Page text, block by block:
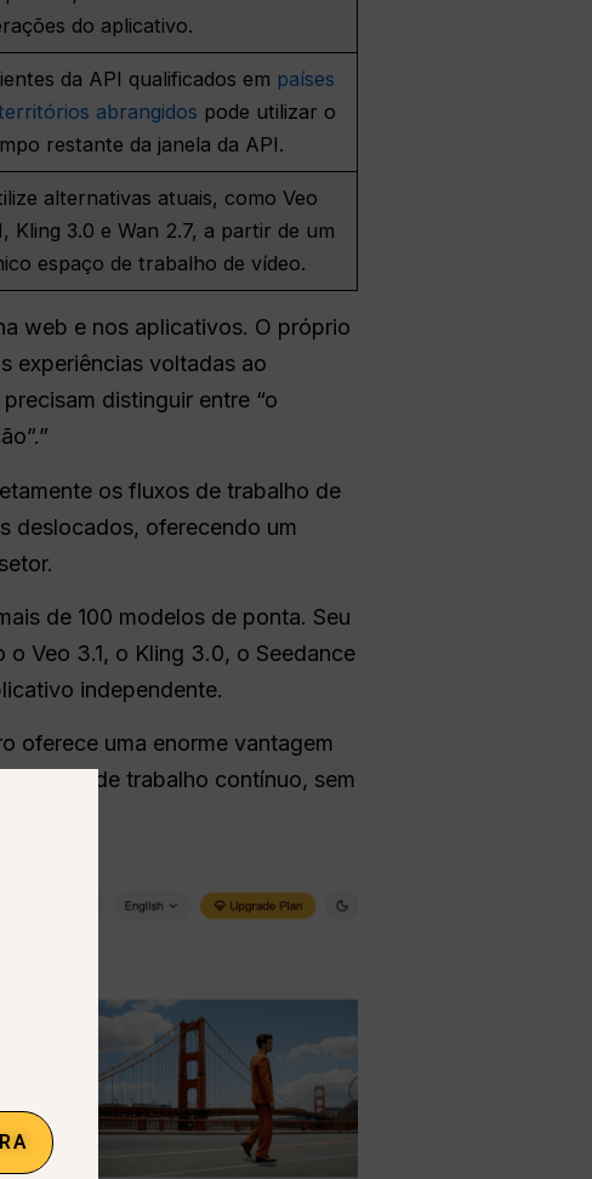
do aplicativo.
da API qualificados em países
abrangidos pode utilizar o
restante da janela da API.
alternativas atuais, como Veo
Kling 3.0 e Wan 2.7, a partir de um
espaço de trabalho de vídeo.
web e nos aplicativos. O próprio
experiências voltadas ao
distinguir entre “o
os fluxos de trabalho de
deslocados, oferecendo um
de 100 modelos de ponta. Seu
Veo 3.1, o Kling 3.0, o Seedance
independente.
oferece uma enorme vantagem
fluxo de trabalho contínuo, sem